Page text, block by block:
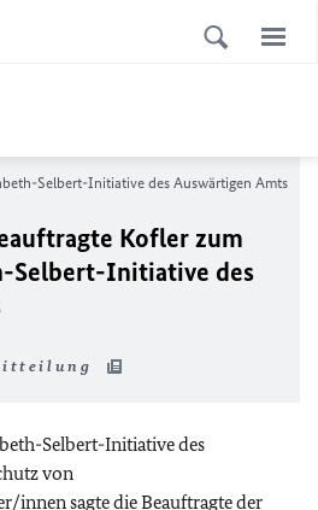
Selbert-Initiative des Auswärtigen Amts
Kofler zum
Selbert-Initiative des
Selbert-Initiative des
von
innen sagte die Beauftragte der